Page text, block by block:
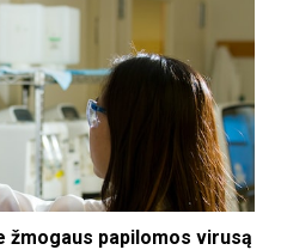
žmogaus papilomos virusą